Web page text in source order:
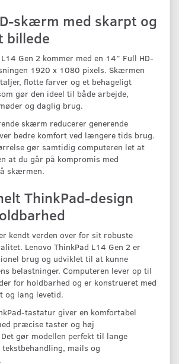
skærm med skarpt og
billede
Gen 2 kommer med en 14” Full HD-
1920 x 1080 pixels. Skærmen
flotte farver og et behageligt
gør den ideel til både arbejde,
og daglig brug.
skærm reducerer generende
bedre komfort ved længere tids brug.
gør samtidig computeren let at
at du går på kompromis med
skærmen.
ThinkPad-design
kendt verden over for sit robuste
Lenovo ThinkPad L14 Gen 2 er
brug og udviklet til at kunne
belastninger. Computeren lever op til
for holdbarhed og er konstrueret med
og lang levetid.
tastatur giver en komfortabel
præcise taster og høj
gør modellen perfekt til lange
mails og